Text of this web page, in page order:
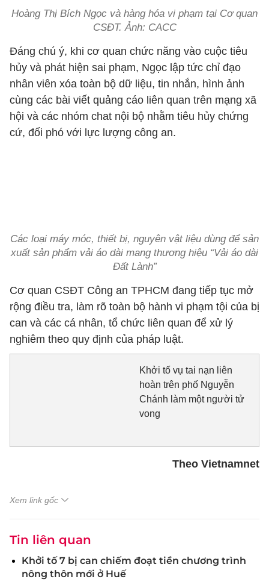
Hoàng Thị Bích Ngọc và hàng hóa vi phạm tại Cơ quan
CSĐT. Ảnh: CACC
Đáng chú ý, khi cơ quan chức năng vào cuộc tiêu
hủy và phát hiện sai phạm, Ngọc lập tức chỉ đạo
nhân viên xóa toàn bộ dữ liệu, tin nhắn, hình ảnh
cùng các bài viết quảng cáo liên quan trên mạng xã
hội và các nhóm chat nội bộ nhằm tiêu hủy chứng
cứ, đối phó với lực lượng công an.
Các loại máy móc, thiết bị, nguyên vật liệu dùng để sản
xuất sản phẩm vải áo dài mang thương hiệu “Vải áo dài
Đất Lành”
Cơ quan CSĐT Công an TPHCM đang tiếp tục mở
rộng điều tra, làm rõ toàn bộ hành vi phạm tội của bị
can và các cá nhân, tổ chức liên quan để xử lý
nghiêm theo quy định của pháp luật.
Khởi tố vụ tai nạn liên
hoàn trên phố Nguyễn
Chánh làm một người tử
vong
Theo Vietnamnet
Xem link gốc
Tin liên quan
Khởi tố 7 bị can chiếm đoạt tiền chương trình
nông thôn mới ở Huế